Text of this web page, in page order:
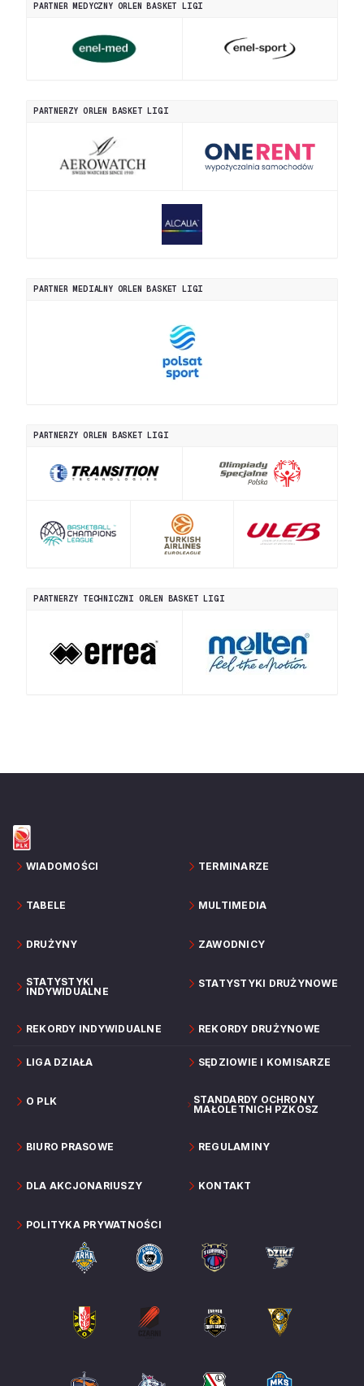
PARTNER MEDYCZNY ORLEN BASKET LIGI
PARTNERZY ORLEN BASKET LIGI
PARTNER MEDIALNY ORLEN BASKET LIGI
PARTNERZY ORLEN BASKET LIGI
PARTNERZY TECHNICZNI ORLEN BASKET LIGI
WIADOMOŚCI TERMINARZE
TABELE MULTIMEDIA
DRUŻYNY ZAWODNICY
STATYSTYKI
INDYWIDUALNE
STATYSTYKI DRUŻYNOWE
REKORDY INDYWIDUALNE REKORDY DRUŻYNOWE
LIGA DZIAŁA SĘDZIOWIE I KOMISARZE
O PLK
STANDARDY OCHRONY
MAŁOLETNICH PZKOSZ
BIURO PRASOWE REGULAMINY
DLA AKCJONARIUSZY KONTAKT
POLITYKA PRYWATNOŚCI